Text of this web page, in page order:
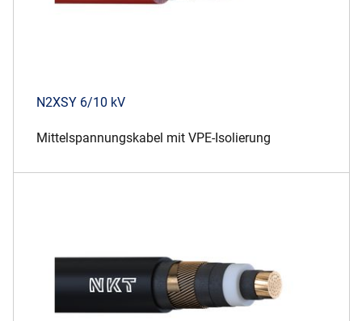
N2XSY 6/10 kV
Mittelspannungskabel mit VPE-Isolierung